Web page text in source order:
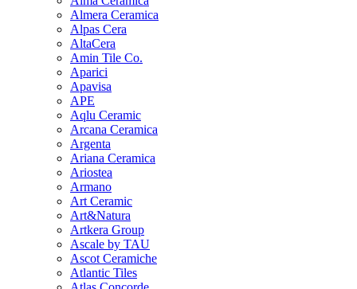
Almera Ceramica
Alpas Cera
AltaCera
Amin Tile Co.
Aparici
Apavisa
APE
Aqlu Ceramic
Arcana Ceramica
Argenta
Ariana Ceramica
Ariostea
Armano
Art Ceramic
Art&Natura
Artkera Group
Ascale by TAU
Ascot Ceramiche
Atlantic Tiles